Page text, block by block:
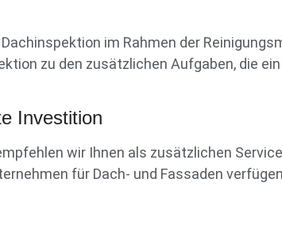
im Rahmen der
zu den zusätzlichen Aufgaben, die
Investition
wir Ihnen als zusätzlichen
für Dach- und Fassaden